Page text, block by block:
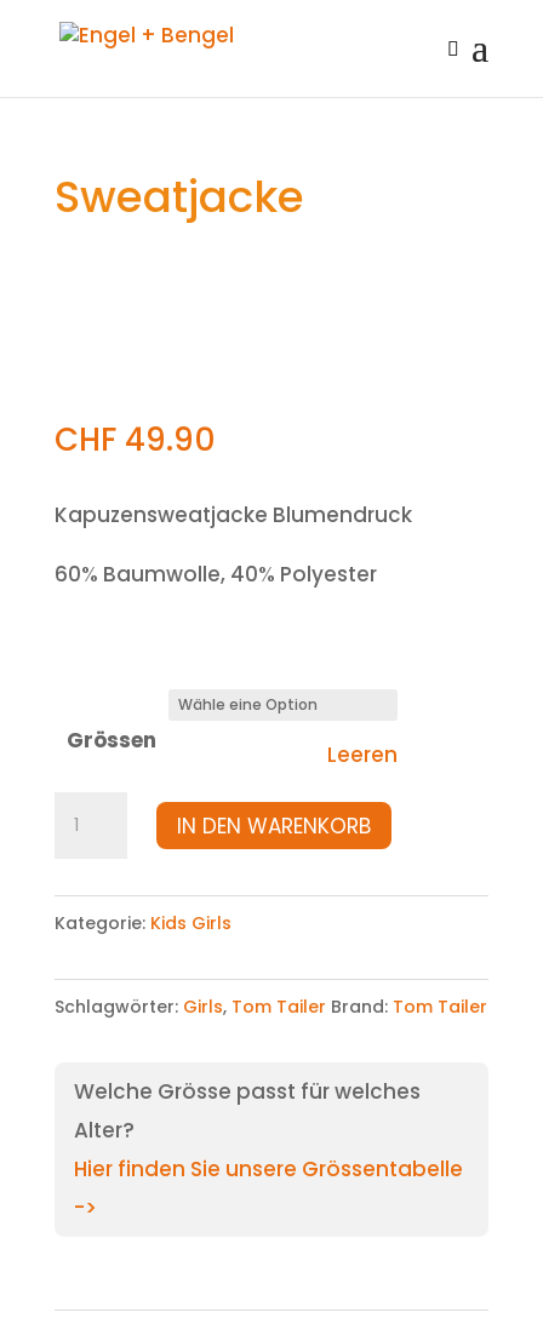
Sweatjacke
CHF49.90
Kapuzensweatjacke Blumendruck
60% Baumwolle, 40% Polyester
Grössen
Leeren
Sweatjacke
IN DEN WARENKORB
Kategorie: Kids Girls
Schlagwörter: Girls, Tom Tailer Brand: Tom Tailer
Welche Grösse passt für welches
Alter?
Hier finden Sie unsere Grössentabelle
->